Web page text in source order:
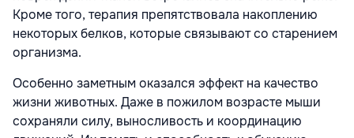
Кроме того, терапия препятствовала накоплению
некоторых белков, которые связывают со старением
организма.
Особенно заметным оказался эффект на качество
жизни животных. Даже в пожилом возрасте мыши
сохраняли силу, выносливость и координацию